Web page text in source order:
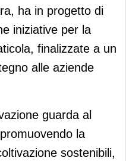
ha in progetto di
iniziative per la
finalizzate a un
alle aziende
guarda al
la
sostenibili,